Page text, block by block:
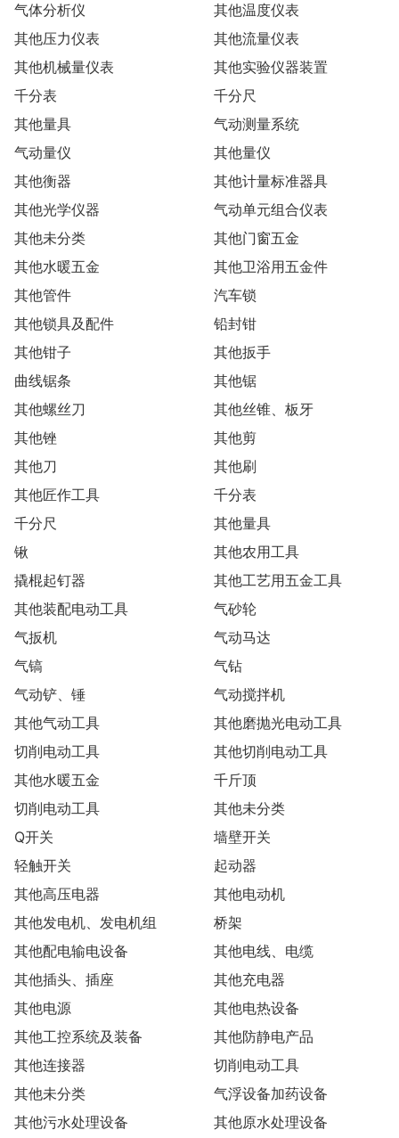
气体分析仪
其他温度仪表
其他压力仪表
其他流量仪表
其他机械量仪表
其他实验仪器装置
千分表
千分尺
其他量具
气动测量系统
气动量仪
其他量仪
其他衡器
其他计量标准器具
其他光学仪器
气动单元组合仪表
其他未分类
其他门窗五金
其他水暖五金
其他卫浴用五金件
其他管件
汽车锁
其他锁具及配件
铅封钳
其他钳子
其他扳手
曲线锯条
其他锯
其他螺丝刀
其他丝锥、板牙
其他锉
其他剪
其他刀
其他刷
其他匠作工具
千分表
千分尺
其他量具
锹
其他农用工具
撬棍起钉器
其他工艺用五金工具
其他装配电动工具
气砂轮
气扳机
气动马达
气镐
气钻
气动铲、锤
气动搅拌机
其他气动工具
其他磨抛光电动工具
切削电动工具
其他切削电动工具
其他水暖五金
千斤顶
切削电动工具
其他未分类
Q开关
墙壁开关
轻触开关
起动器
其他高压电器
其他电动机
其他发电机、发电机组
桥架
其他配电输电设备
其他电线、电缆
其他插头、插座
其他充电器
其他电源
其他电热设备
其他工控系统及装备
其他防静电产品
其他连接器
切削电动工具
其他未分类
气浮设备加药设备
其他污水处理设备
其他原水处理设备